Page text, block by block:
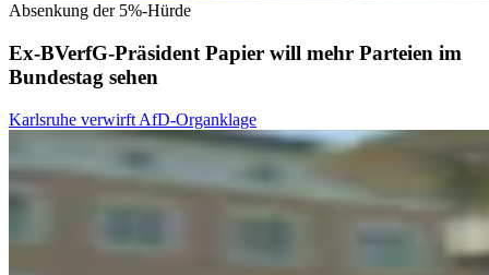
Absenkung der 5%-Hürde
Ex-BVerfG-Präsident Papier will mehr Parteien im
Bundestag sehen
Karlsruhe verwirft AfD-Organklage